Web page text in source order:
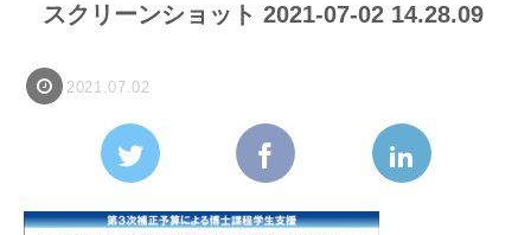
スクリーンショット 2021-07-02 14.28.09
2021.07.02